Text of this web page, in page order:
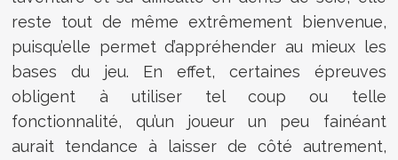
reste tout de même extrêmement bienvenue,
puisqu’elle permet d’appréhender au mieux les
bases du jeu. En effet, certaines épreuves
obligent à utiliser tel coup ou telle
fonctionnalité, qu’un joueur un peu fainéant
aurait tendance à laisser de côté autrement,